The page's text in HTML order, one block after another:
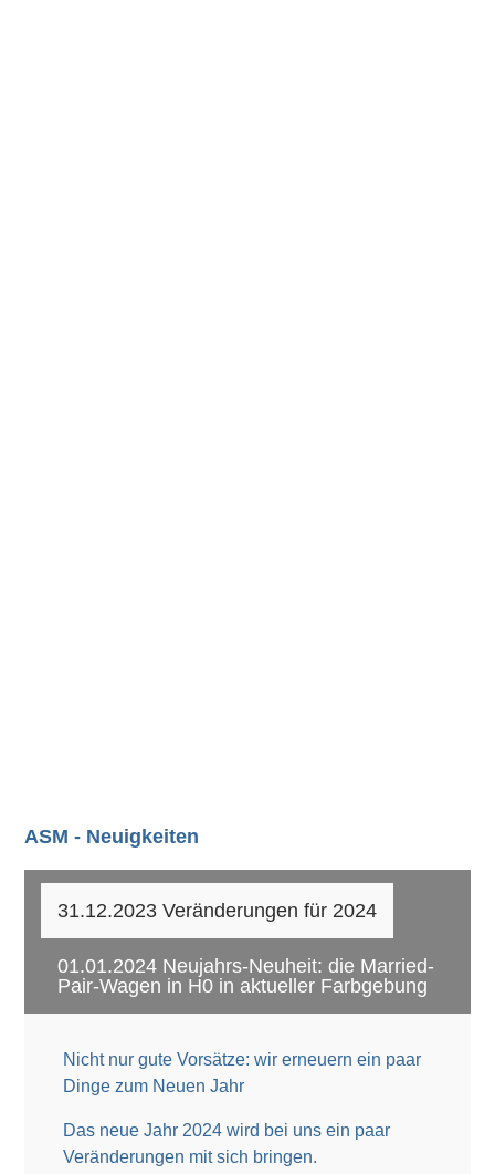
ASM - Neuigkeiten
31.12.2023 Veränderungen für 2024
01.01.2024 Neujahrs-Neuheit: die Married-
Pair-Wagen in H0 in aktueller Farbgebung
Nicht nur gute Vorsätze: wir erneuern ein paar
Dinge zum Neuen Jahr
Das neue Jahr 2024 wird bei uns ein paar
Veränderungen mit sich bringen.